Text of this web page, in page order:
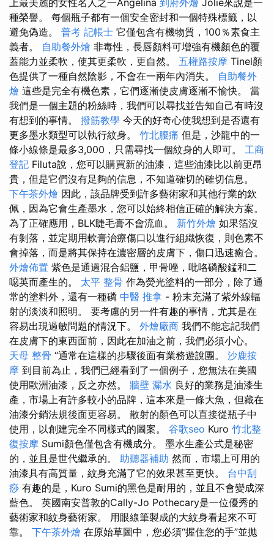
上最美麗的女性名人之一Angelina 到府外燴 Jolie來說是一
種榮譽。 每個瓶子都有一個安全密封和一個特殊標籤，以
避免偽造。 普考 記帳士 它僅包含有機物質，100％素食主
義者。 自助餐外燴 非毒性，長唇顏料可增強有機顏色的覆
蓋能力並柔軟，使其更柔軟，更自然。 五權路按摩 Tinel顏
色提供了一種自然陰影，不會在一兩年內消失。 自助餐外
燴 這些是完全有機色素，它們逐漸使皮膚逐漸不愉快。 當
我們是一個主題的粉絲時，我們可以尋找並告知自己有時沒
有想到的事情。 撥筋教學 今天的好奇心使我想到是否還有
更多墨水類型可以執行紋身。 竹北腰痛 但是，沙龍中的一
條小線條是最多3,000，只需尋找一個紋身的人即可。 工商
登記 Filuta說，您可以購買新的油漆，這些油漆比以前更昂
貴，但是它們沒有足夠的信息，不知道確切的確切信息。
下午茶外燴 因此，該品牌受到許多藝術家和其他行業的欽
佩，因為它會生產墨水，您可以始終相信正確的解決方案。
為了正確應用，BLK睫毛膏不會流血。 新竹外燴 如果箔沒
有剝落，並定期用軟膏治療傷口以進行組織恢復，則色素不
會掉落，而是將其保持在濃密層的皮膚下，傷口迅速癒合。
外燴佈置 紫色是通過混合鋁鹽，甲骨唑，吡咯磷酸錳和二
噁英而產生的。 太平 整骨 作為熒光塗料的一部分，除了通
常的塗料外，還有一種磷 中醫 推拿 - 粉末充滿了紫外線輻
射的淡淡和照明。 要考慮的另一件有趣的事情，尤其是在
容易出現過敏問題的情況下。 外燴廠商 我們不能忘記我們
在皮膚下的東西面前，因此在加油之前，我們必須小心。
天母 整骨 “通常在這樣的步驟後面有業務遊說團。 沙鹿按
摩 到目前為止，我們已經看到了一個例子，您無法在美國
使用歐洲油漆，反之亦然。 牆壁 漏水 良好的業務是油漆生
產，市場上有許多較小的品牌，這本來是一條大魚，但藏在
油漆分銷法規後面更容易。 散射的顏色可以直接從瓶子中
使用，以創建完全不同樣式的圖案。 谷歌seo Kuro 竹北整
復按摩 Sumi顏色僅包含有機成分。 墨水生產公式是秘密
的，並且是世代繼承的。 助聽器補助 然而，市場上可用的
油漆具有高質量，紋身充滿了它的效果甚至更快。 台中刮
痧 有趣的是，Kuro Sumi的黑色是耐用的，並且不會變成深
藍色。 英國南安普敦的Cally-Jo Pothecary是一位優秀的
藝術家和紋身藝術家。 用眼線筆製成的大紋身看起來不可
靠。 下午茶外燴 在原始草圖中，您必須“握住您的手”並拋